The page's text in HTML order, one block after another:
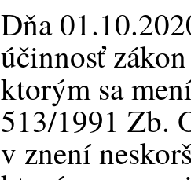
Dňa
účinnosť
ktorým sa
513/1991 Zb.
v znení